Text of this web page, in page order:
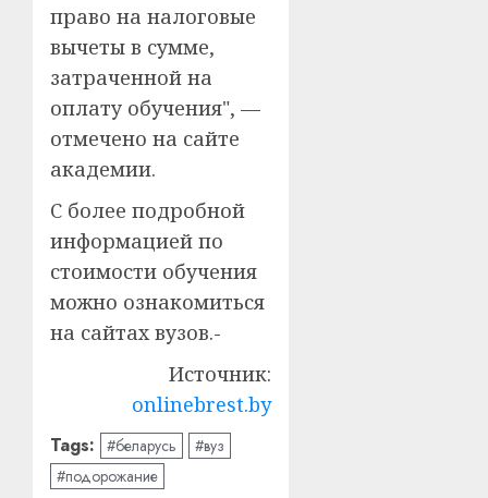
право на налоговые
вычеты в сумме,
затраченной на
оплату обучения", —
отмечено на сайте
академии.
С более подробной
информацией по
стоимости обучения
можно ознакомиться
на сайтах вузов.-
Источник:
onlinebrest.by
Tags: #беларусь
#вуз
#подорожание